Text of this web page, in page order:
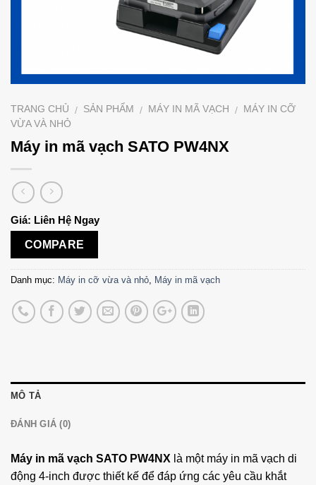
TRANG CHỦ / SẢN PHẨM / MÁY IN MÃ VẠCH /
MÁY IN CỠ
VỪA VÀ NHỎ
Máy in mã vạch SATO PW4NX
Giá: Liên Hệ Ngay
COMPARE
Danh mục: Máy in cỡ vừa và nhỏ, Máy in mã vạch
MÔ TẢ
ĐÁNH GIÁ (0)
Máy in mã vạch SATO PW4NX là một máy in mã vạch di
động 4-inch được thiết kế để đáp ứng các yêu cầu khắt